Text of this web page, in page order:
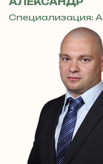
Специализация: